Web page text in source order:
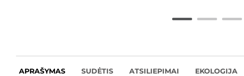
APRAŠYMAS SUDĖTIS ATSILIEPIMAI EKOLOGIJA